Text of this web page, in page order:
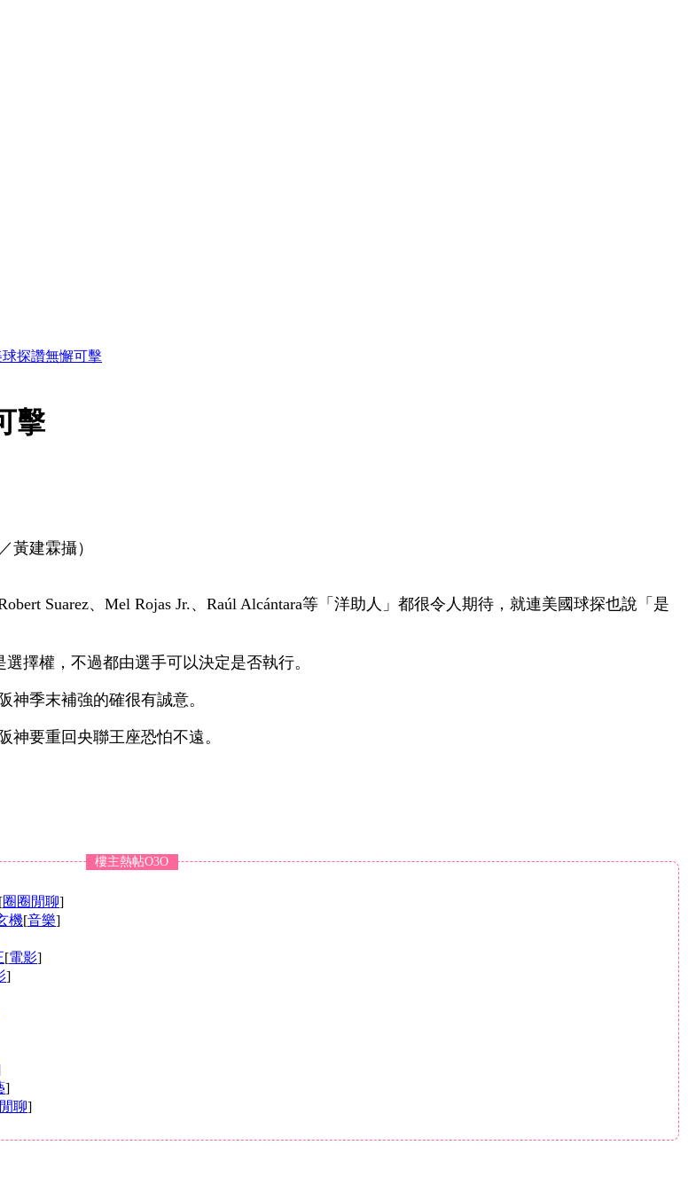
探讚無懈可擊
擊
黃建霖攝）
Suarez、Mel Rojas Jr.、Raúl Alcántara等「洋助人」都很令人期待，就連美國球探也說「是
擇權，不過都由選手可以決定是否執行。
季末補強的確很有誠意。
神要重回央聯王座恐怕不遠。
樓主熱帖O3O
[圈圈閒聊]
機[音樂]
[電影]
]
]
聊]